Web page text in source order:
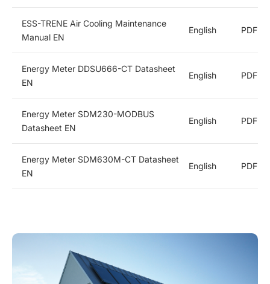
Термопомпа
ESS-TRENE Air Cooling Maintenance
Manual EN
English PDF
Energy Meter DDSU666-CT Datasheet
EN
English PDF
Energy Meter SDM230-MODBUS
Datasheet EN
English PDF
Energy Meter SDM630M-CT Datasheet
EN
English PDF